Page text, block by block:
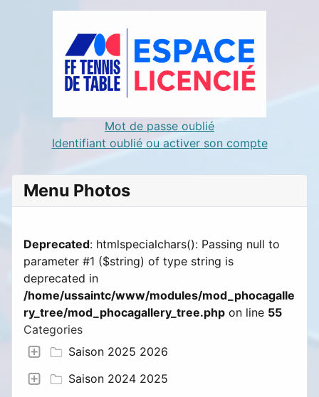
Mot de passe oublié
Identifiant oublié ou activer son compte
Menu Photos
Deprecated: htmlspecialchars(): Passing null to
parameter #1 ($string) of type string is
deprecated in
/home/ussaintc/www/modules/mod_phocagalle
ry_tree/mod_phocagallery_tree.php on line 55
Categories
Saison 2025 2026
Saison 2024 2025